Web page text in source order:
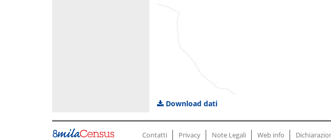
Download dati
Contatti Privacy Note Legali Web info